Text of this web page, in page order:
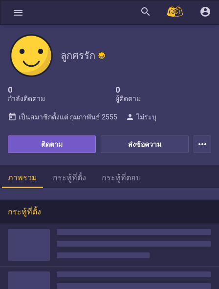
menu search account_circle
ลูกศรรัก
0
กำลังติดตาม
0
ผู้ติดตาม
ส่งข้อความ
ติดตาม
today เป็นสมาชิกตั้งแต่ กุมภาพันธ์ 2555 person ไม่ระบุ
more_horiz
ภาพรวม กระทู้ที่ตั้ง กระทู้ที่ตอบ
กระทู้ที่ตั้ง